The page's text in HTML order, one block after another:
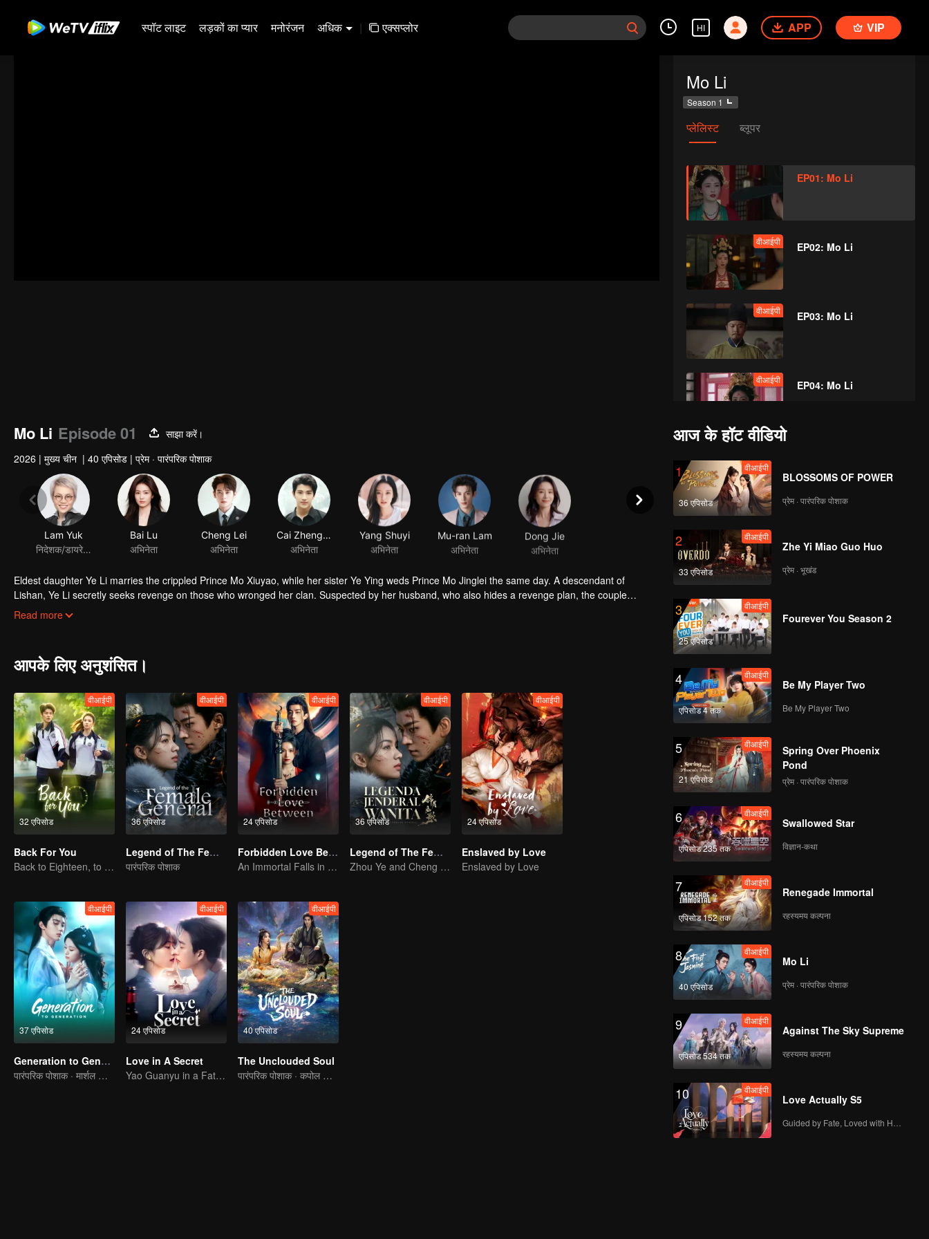
स्पॉट लाइट लड़कों का प्यार मनोरंजन अधिक | एक्सप्लोर HI APP VIP
Mo Li
Season 1
प्लेलिस्ट ब्लूपर
EP01: Mo Li
वीआईपी EP02: Mo Li
वीआईपी EP03: Mo Li
वीआईपी EP04: Mo Li
वीआईपी
वीआईपी
वीआईपी
वीआईपी
वीआईपी
वीआईपी
वीआईपी
वीआईपी
वीआईपी
वीआईपी
Mo Li Episode 01
साझा करें।
2026 | मुख्य चीन | 40 एपिसोड | प्रेम · पारंपरिक पोशाक
Lam Yuk
निदेशक/डायरेक्टर
Bai Lu
अभिनेता
Cheng Lei
अभिनेता
Cai Zhengjie
अभिनेता
Yang Shuyi
अभिनेता
Mu-ran Lam
अभिनेता
Dong Jie
अभिनेता
Eldest daughter Ye Li marries the crippled Prince Mo Xiuyao, while her sister Ye Ying weds Prince Mo Jinglei the same day. A descendant of
Lishan, Ye Li secretly seeks revenge on those who wronged her clan. Suspected by her husband, who also hides a revenge plan, the couple
gradually become allies. Meanwhile, Prince Jinglei plots to seize the throne. In the end, Ye Li and Mo Xiuyao join forces to defeat their enemies and
Read more
आपके लिए अनुशंसित।
32 एपिसोड
वीआईपी
Back For You
Back to Eighteen, to Save His White Moonlight
36 एपिसोड
वीआईपी
Legend of The Female General
पारंपरिक पोशाक
24 एपिसोड
वीआईपी
Forbidden Love Between
An Immortal Falls in Love With a Witch
36 एपिसोड
वीआईपी
Legend of The Female General
Zhou Ye and Cheng Lei Star in Drama About a Young General Guarding the Homeland
24 एपिसोड
वीआईपी
Enslaved by Love
Enslaved by Love
37 एपिसोड
वीआईपी
Generation to Generation
पारंपरिक पोशाक · मार्शल आर्ट्स।
24 एपिसोड
वीआईपी
Love in A Secret
Yao Guanyu in a Fateful Game of Love and Obsession
40 एपिसोड
वीआईपी
The Unclouded Soul
पारंपरिक पोशाक · कपोल कल्पित
आज के हॉट वीडियो
1
36 एपिसोड
वीआईपी
BLOSSOMS OF POWER
प्रेम · पारंपरिक पोशाक
2
33 एपिसोड
वीआईपी
Zhe Yi Miao Guo Huo
प्रेम · भूखंड
3
25 एपिसोड
वीआईपी
Fourever You Season 2
4
एपिसोड 4 तक
वीआईपी
Be My Player Two
Be My Player Two
5
21 एपिसोड
वीआईपी
Spring Over Phoenix
Pond
प्रेम · पारंपरिक पोशाक
6
एपिसोड 235 तक
वीआईपी
Swallowed Star
विज्ञान-कथा
7
एपिसोड 152 तक
वीआईपी
Renegade Immortal
रहस्यमय कल्पना
8
40 एपिसोड
वीआईपी
Mo Li
प्रेम · पारंपरिक पोशाक
9
एपिसोड 534 तक
वीआईपी
Against The Sky Supreme
रहस्यमय कल्पना
10 वीआईपी
Love Actually S5